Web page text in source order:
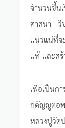
จำนวนขึ้น
ศาสนา วิ
แน่วแน่ที่จ
แท้ และส
เพื่อเป็น
กตัญญูต่อพ
หลวงปู่วั